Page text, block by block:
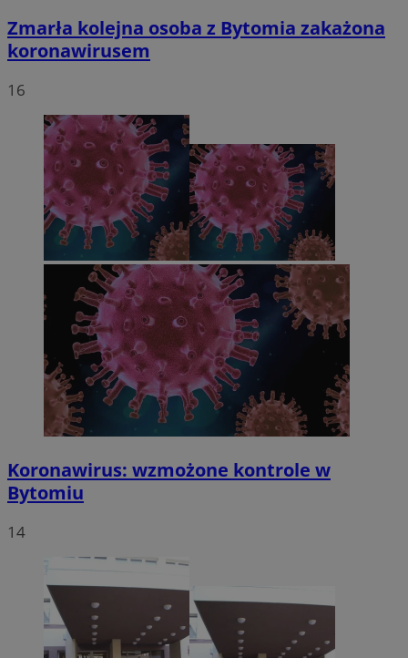
Zmarła kolejna osoba z Bytomia zakażona
koronawirusem
16
Koronawirus: wzmożone kontrole w
Bytomiu
14